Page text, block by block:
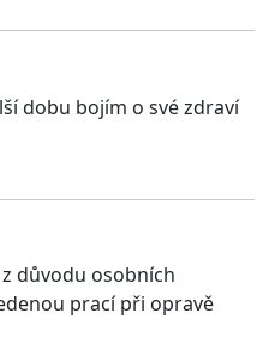
dobu bojím o své zdraví
důvodu osobních
prací při opravě